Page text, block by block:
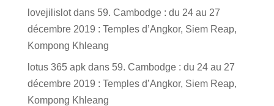
lovejilislotdans 59. Cambodge : du 24 au 27
décembre 2019 : Temples d’Angkor, Siem Reap,
Kompong Khleang
lotus 365 apkdans 59. Cambodge : du 24 au 27
décembre 2019 : Temples d’Angkor, Siem Reap,
Kompong Khleang